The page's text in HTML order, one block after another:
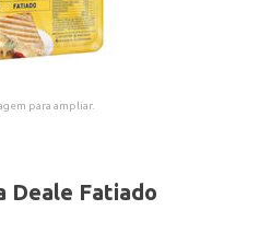
para ampliar.
Deale Fatiado